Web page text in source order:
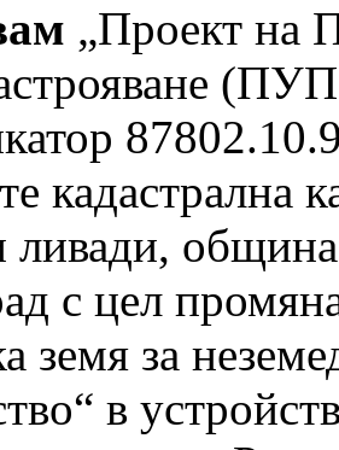
„Проект на
кадастрална
с цел
земя за
в